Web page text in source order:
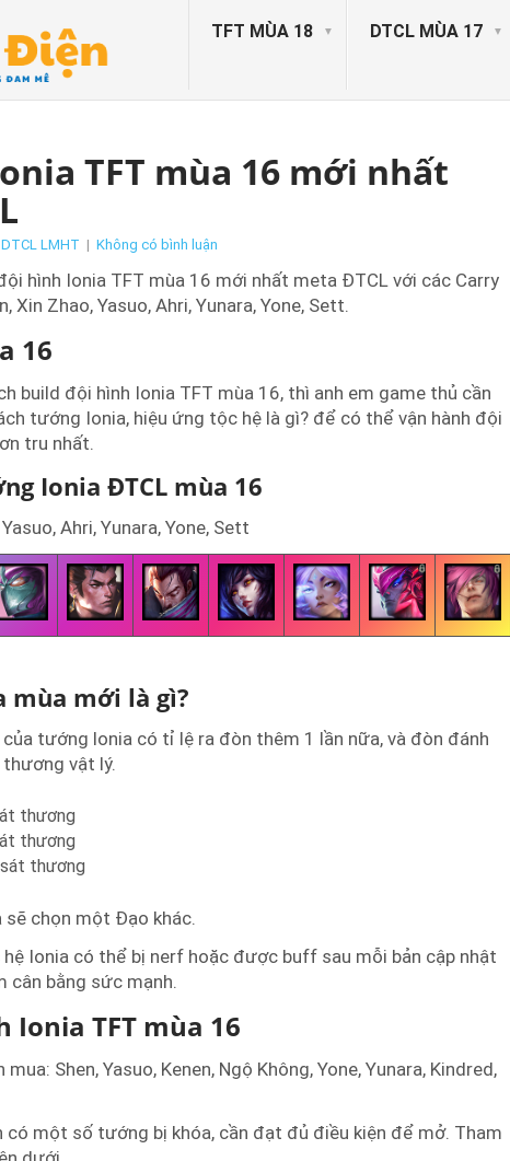
TFT MÙA 18 DTCL MÙA 17
TFT mùa 16 mới nhất
DTCL LMHT | Không có bình luận
hình Ionia TFT mùa 16 mới nhất meta ĐTCL với các Carry
Xin Zhao, Yasuo, Ahri, Yunara, Yone, Sett.
16
build đội hình Ionia TFT mùa 16, thì anh em game thủ cần
tướng Ionia, hiệu ứng tộc hệ là gì? để có thể vận hành đội
tru nhất.
Ionia ĐTCL mùa 16
Ahri, Yunara, Yone, Sett
mùa mới là gì?
tướng lonia có tỉ lệ ra đòn thêm 1 lần nữa, và đòn đánh
vật lý.
thương
thương
thương
chọn một Đạo khác.
Ionia có thể bị nerf hoặc được buff sau mỗi bản cập nhật
cân bằng sức mạnh.
Ionia TFT mùa 16
Shen, Yasuo, Kenen, Ngộ Không, Yone, Yunara, Kindred,
có một số tướng bị khóa, cần đạt đủ điều kiện để mở. Tham